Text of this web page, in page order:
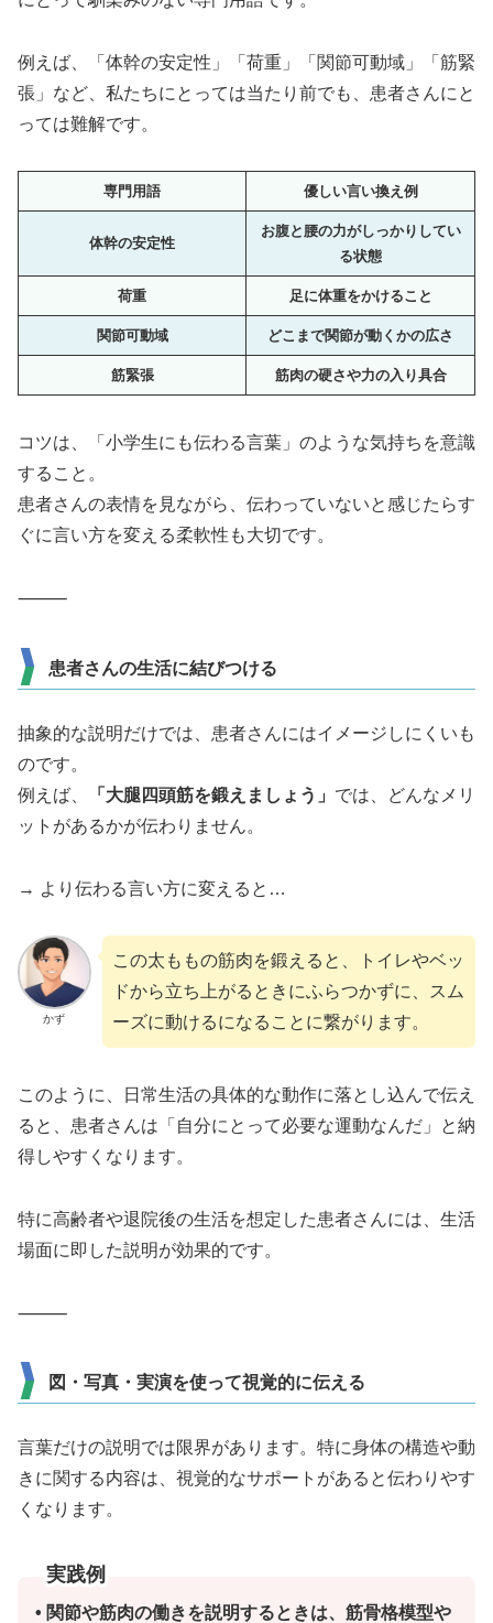
例えば、「体幹の安定性」「荷重」「関節可動域」「筋緊
張」など、私たちにとっては当たり前でも、患者さんにと
っては難解です。
専門用語 優しい言い換え例
体幹の安定性
お腹と腰の力がしっかりしてい
る状態
荷重 足に体重をかけること
関節可動域 どこまで関節が動くかの広さ
筋緊張 筋肉の硬さや力の入り具合
コツは、「小学生にも伝わる言葉」のような気持ちを意識
すること。
患者さんの表情を見ながら、伝わっていないと感じたらす
ぐに言い方を変える柔軟性も大切です。
⸻
患者さんの生活に結びつける
抽象的な説明だけでは、患者さんにはイメージしにくいも
のです。
例えば、
「大腿四頭筋を鍛えましょう」 では、どんなメリ
ットがあるかが伝わりません。
→ より伝わる言い方に変えると…
かず
この太ももの筋肉を鍛えると、トイレやベッ
ドから立ち上がるときにふらつかずに、スム
ーズに動けるになることに繋がります。
このように、日常生活の具体的な動作に落とし込んで伝え
ると、患者さんは「自分にとって必要な運動なんだ」と納
得しやすくなります。
特に高齢者や退院後の生活を想定した患者さんには、生活
場面に即した説明が効果的です。
⸻
図・写真・実演を使って視覚的に伝える
言葉だけの説明では限界があります。特に身体の構造や動
きに関する内容は、視覚的なサポートがあると伝わりやす
くなります。
実践例
• 関節や筋肉の働きを説明するときは、筋骨格模型や